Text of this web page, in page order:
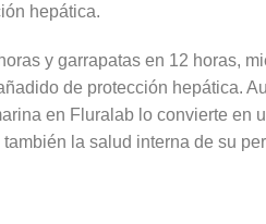
hepática.
y garrapatas en 12 horas,
de protección hepática.
en Fluralab lo convierte en
la salud interna de su